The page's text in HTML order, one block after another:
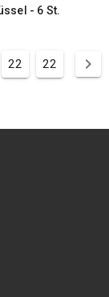
- 6 St.
22 22